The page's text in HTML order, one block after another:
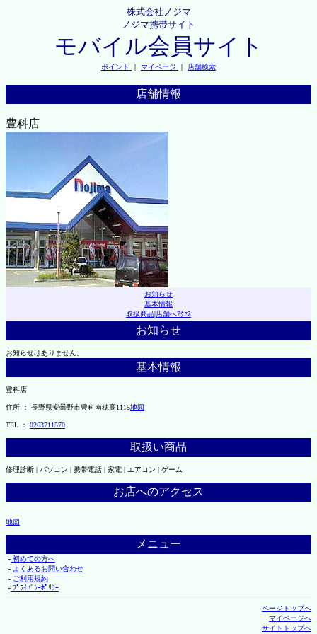
株式会社ノジマ
ノジマ携帯サイト
モバイル会員サイト
ポイント ｜ マイページ ｜ 店舗検索
店舗情報
豊科店
お知らせ
基本情報
取扱商品|店舗へｱｸｾｽ
お知らせ
お知らせはありません。
基本情報
豊科店
住所 ： 長野県安曇野市豊科南穂高1115地図
TEL ： 0263711570
取扱い商品
修理診断 | パソコン | 携帯電話 | 家電 | エアコン | ゲーム
お店へのアクセス
地図
メニュー
├初めての方へ
├ よくあるお問い合わせ
├ご利用規約
└ﾌﾟﾗｲﾊﾞｼｰﾎﾟﾘｼｰ
ページトップへ
マイページへ
サイトトップへ